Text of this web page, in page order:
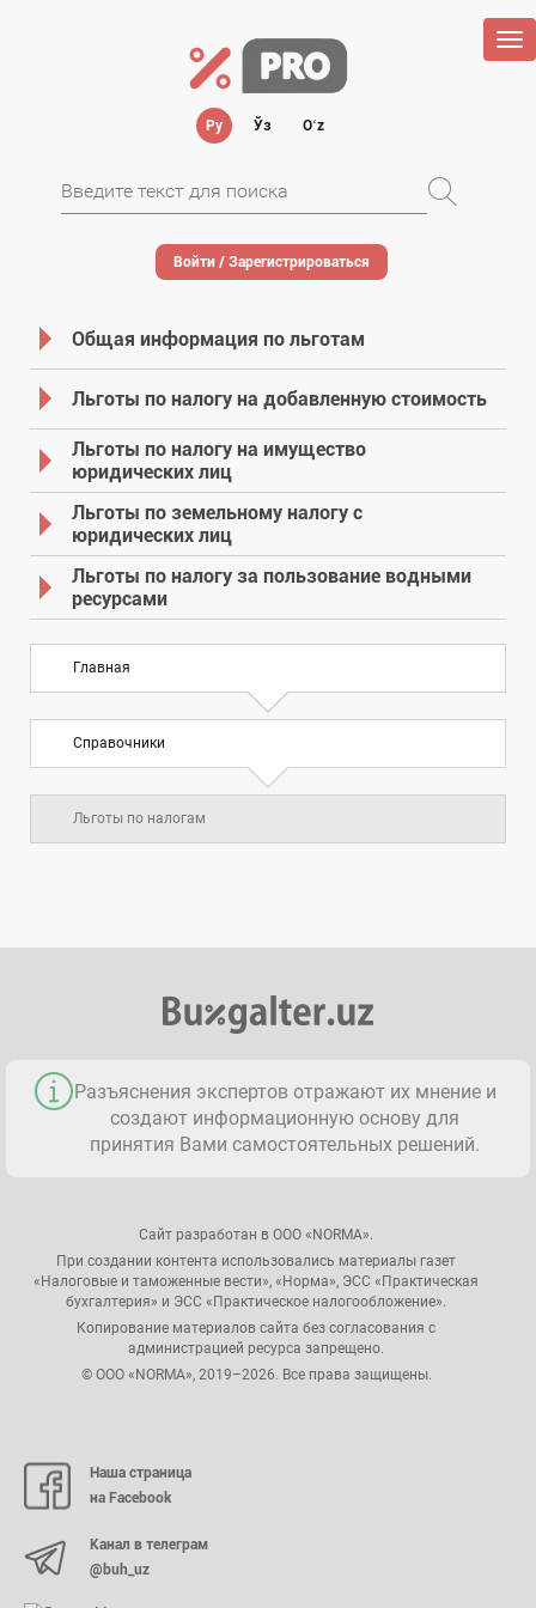
Ру Ўз Oʻz
Войти / Зарегистрироваться
Общая информация по льготам
Льготы по налогу на добавленную стоимость
Льготы по налогу на имущество
юридических лиц
Льготы по земельному налогу с
юридических лиц
Льготы по налогу за пользование водными
ресурсами
Главная
Справочники
Льготы по налогам
Разъяснения экспертов отражают их мнение и
создают информационную основу для
принятия Вами самостоятельных решений.
Сайт разработан в ООО «NORMA».
При создании контента использовались материалы газет
«Налоговые и таможенные вести», «Норма», ЭСС «Практическая
бухгалтерия» и ЭСС «Практическое налогообложение».
Копирование материалов сайта без согласования с
администрацией ресурса запрещено.
© ООО «NORMA», 2019–2026. Все права защищены.
Наша страница
на Facebook
Канал в телеграм
@buh_uz